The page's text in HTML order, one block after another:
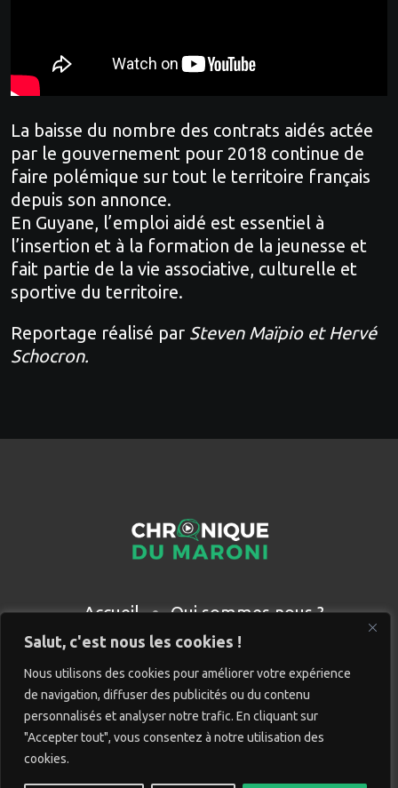
Salut, c'est nous les cookies !
Nous utilisons des cookies pour améliorer votre expérience
de navigation, diffuser des publicités ou du contenu
personnalisés et analyser notre trafic. En cliquant sur
"Accepter tout", vous consentez à notre utilisation des
cookies.
La baisse du nombre des contrats aidés actée
par le gouvernement pour 2018 continue de
faire polémique sur tout le territoire français
depuis son annonce.
En Guyane, l’emploi aidé est essentiel à
l’insertion et à la formation de la jeunesse et
fait partie de la vie associative, culturelle et
sportive du territoire.
Reportage réalisé par Steven Maïpio et Hervé
Schocron.
Accueil
Qui sommes nous ?
Partenaires
Contact